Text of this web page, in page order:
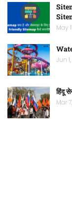
May
Jun
हिंदू
Mar